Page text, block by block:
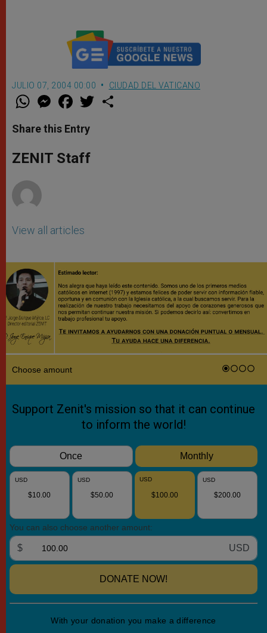
JULIO 07, 2004 00:00 CIUDAD DEL VATICANO
W
t
s
p
p
M
e
s
e
g
e
F
a
e
b
o
k
w
Share this Entry
ZENIT Staff
View all articles